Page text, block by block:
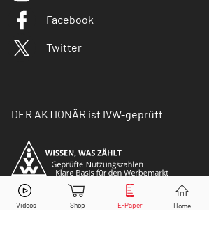
Amazon Aktie jetzt handeln?
Facebook
Twitter
DER AKTIONÄR ist IVW-geprüft